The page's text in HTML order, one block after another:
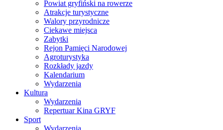
Powiat gryfiński na rowerze
Atrakcje turystyczne
Walory przyrodnicze
Ciekawe miejsca
Zabytki
Rejon Pamięci Narodowej
Agroturystyka
Rozkłady jazdy
Kalendarium
Wydarzenia
Kultura
Wydarzenia
Repertuar Kina GRYF
Sport
Wydarzenia